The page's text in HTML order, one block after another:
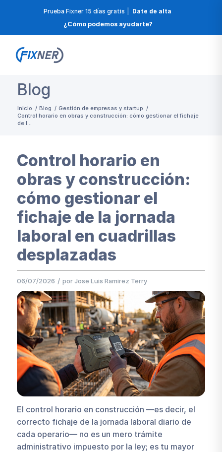
Prueba Fixner 15 días gratis
Date de alta
¿Cómo podemos ayudarte?
Blog
Inicio / Blog / Gestión de empresas y startup /
Control horario en obras y construcción: cómo gestionar el fichaje
de l...
Control horario en
obras y construcción:
cómo gestionar el
fichaje de la jornada
laboral en cuadrillas
desplazadas
06/07/2026 / porJose Luis Ramirez Terry
El control horario en construcción —es decir, el
correcto fichaje de la jornada laboral diario de
cada operario— no es un mero trámite
administrativo impuesto por la ley; es tu mayor